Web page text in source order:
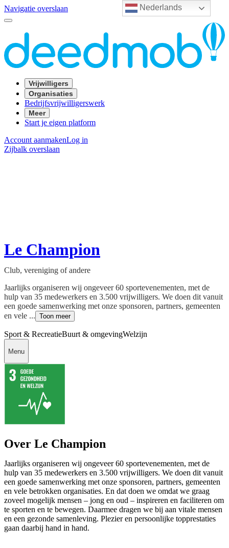
Nederlands
Navigatie overslaan
Vrijwilligers
Organisaties
Bedrijfsvrijwilligerswerk
Meer
Start je eigen platform
Account aanmakenLog in
Zijbalk overslaan
Le Champion
Club, vereniging of andere
Jaarlijks organiseren wij ongeveer 60 sportevenementen, met de
hulp van 35 medewerkers en 3.500 vrijwilligers. We doen dit vanuit
een goede samenwerking met onze sponsoren, partners, gemeenten
en vele ... Toon meer
Sport & RecreatieBuurt & omgevingWelzijn
Menu
Over Le Champion
Jaarlijks organiseren wij ongeveer 60 sportevenementen, met de
hulp van 35 medewerkers en 3.500 vrijwilligers. We doen dit vanuit
een goede samenwerking met onze sponsoren, partners, gemeenten
en vele betrokken organisaties. En dat doen we omdat we graag
zoveel mogelijk mensen – jong en oud – inspireren en faciliteren om
te sporten en te bewegen. Daarmee dragen we bij aan vitale mensen
en een gezonde samenleving. Plezier en persoonlijke topprestaties
gaan daarbij hand in hand.